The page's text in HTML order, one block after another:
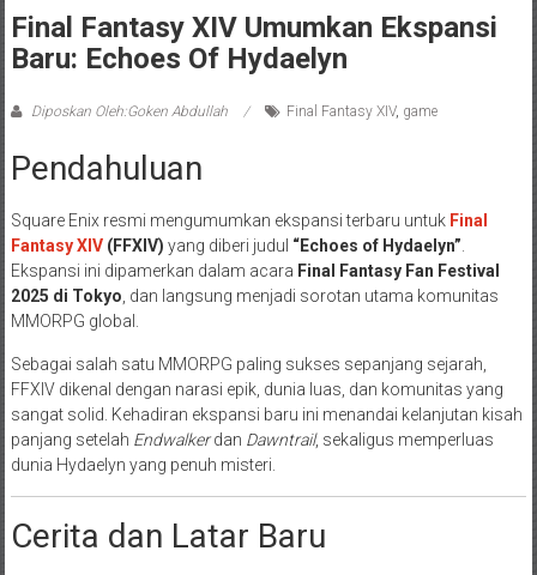
Final Fantasy XIV Umumkan Ekspansi
Baru: Echoes Of Hydaelyn
Diposkan Oleh:Goken Abdullah Final Fantasy XIV, game
Pendahuluan
Square Enix resmi mengumumkan ekspansi terbaru untuk Final
Fantasy XIV(FFXIV) yang diberi judul “Echoes of Hydaelyn”
Ekspansi ini dipamerkan dalam acara Final Fantasy Fan Festival
2025 di Tokyo , dan langsung menjadi sorotan utama komunitas
MMORPG global.
Sebagai salah satu MMORPG paling sukses sepanjang sejarah,
FFXIV dikenal dengan narasi epik, dunia luas, dan komunitas yang
sangat solid. Kehadiran ekspansi baru ini menandai kelanjutan kisah
panjang setelah Endwalkerdan Dawntrail, sekaligus memperluas
dunia Hydaelyn yang penuh misteri.
Cerita dan Latar Baru